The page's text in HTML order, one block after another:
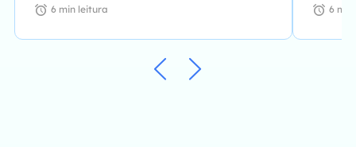
6 min leitura
6